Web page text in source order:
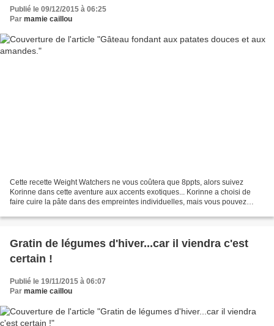
Publié le 09/12/2015 à 06:25
Par mamie caillou
Cette recette Weight Watchers ne vous coûtera que 8ppts, alors suivez
Korinne dans cette aventure aux accents exotiques... Korinne a choisi de
faire cuire la pâte dans des empreintes individuelles, mais vous pouvez
Gratin de légumes d'hiver...car il viendra c'est
certain !
Publié le 19/11/2015 à 06:07
Par mamie caillou